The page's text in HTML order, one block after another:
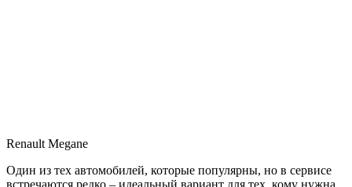
Renault Megane
Один из тех автомобилей, которые популярны, но в сервисе
встречаются редко – идеальный вариант для тех, кому нужна